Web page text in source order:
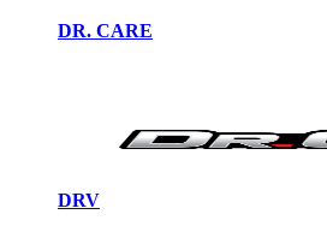
DR. CARE
DRV